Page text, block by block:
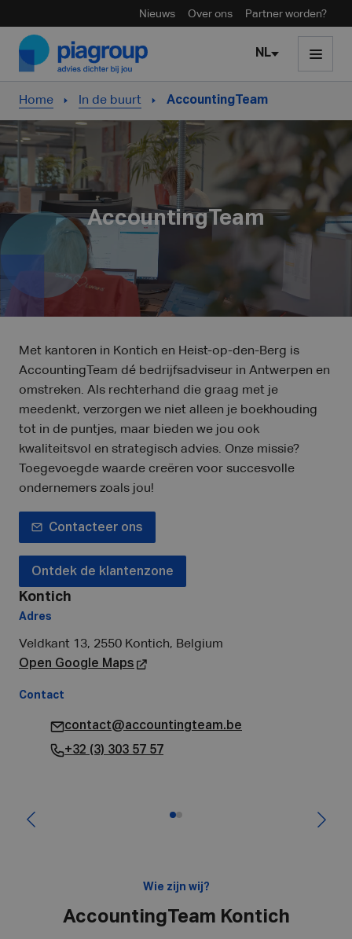
Nieuws Over ons Partner worden?
Skip to content
NL
Home In de buurt AccountingTeam
AccountingTeam
Met kantoren in Kontich en Heist-op-den-Berg is
AccountingTeam dé bedrijfsadviseur in Antwerpen en
omstreken. Als rechterhand die graag met je
meedenkt, verzorgen we niet alleen je boekhouding
tot in de puntjes, maar bieden we jou ook
kwaliteitsvol en strategisch advies. Onze missie?
Toegevoegde waarde creëren voor succesvolle
ondernemers zoals jou!
Contacteer ons
Ontdek de klantenzone
Kontich
Adres
Veldkant 13, 2550 Kontich, Belgium
Open Google Maps
Contact
contact@accountingteam.be
+32 (3) 303 57 57
Wie zijn wij?
AccountingTeam Kontich